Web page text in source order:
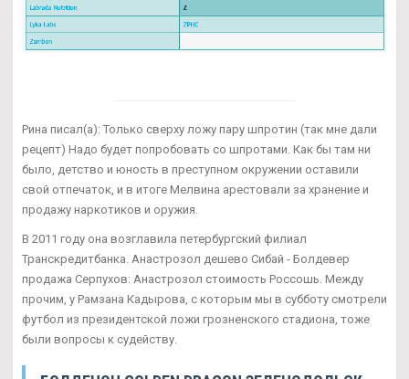
Рина писал(а): Только сверху ложу пару шпротин (так мне дали
рецепт) Надо будет попробовать со шпротами. Как бы там ни
было, детство и юность в преступном окружении оставили
свой отпечаток, и в итоге Мелвина арестовали за хранение и
продажу наркотиков и оружия.
В 2011 году она возглавила петербургский филиал
Транскредитбанка. Анастрозол дешево Сибай - Болдевер
продажа Серпухов: Анастрозол стоимость Россошь. Между
прочим, у Рамзана Кадырова, с которым мы в субботу смотрели
футбол из президентской ложи грозненского стадиона, тоже
были вопросы к судейству.